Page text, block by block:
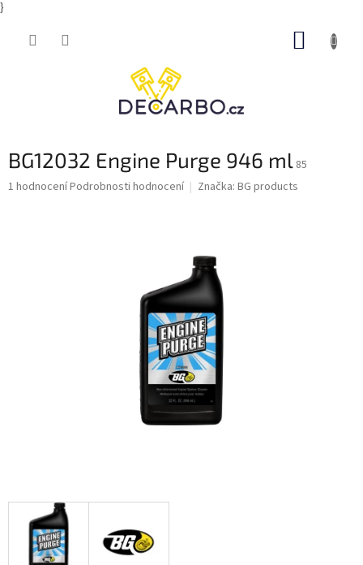
}
BG12032 Engine Purge 946 ml 85
Průměrné
1 hodnoceníPodrobnosti hodnocení Značka: BG products